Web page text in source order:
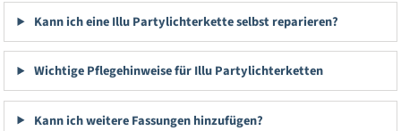
Kann ich eine Illu Partylichterkette selbst reparieren?
Wichtige Pflegehinweise für Illu Partylichterketten
Kann ich weitere Fassungen hinzufügen?